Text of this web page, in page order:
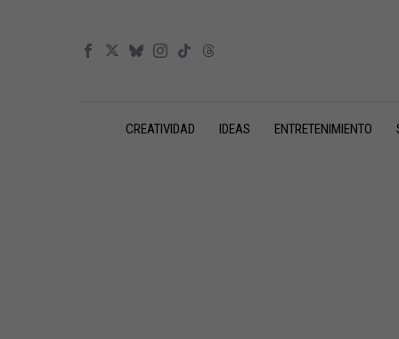
CREATIVIDAD IDEAS ENTRETENIMIENTO